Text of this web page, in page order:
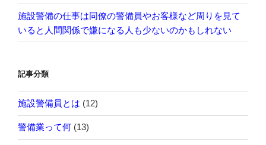
施設警備の仕事は同僚の警備員やお客様など周りを見て
いると人間関係で嫌になる人も少ないのかもしれない
記事分類
施設警備員とは (12)
警備業って何 (13)